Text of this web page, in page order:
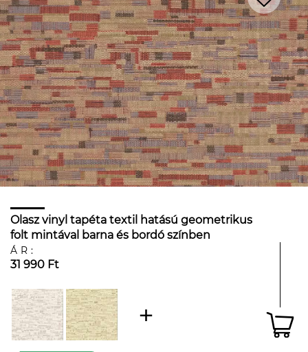
Olasz vinyl tapéta textil hatású geometrikus
folt mintával barna és bordó színben
ÁR:
31 990 Ft